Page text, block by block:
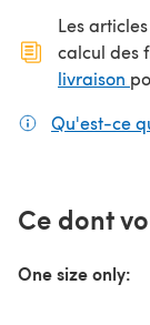
Les
calcul des
livraison
Qu'est-ce
Ce dont
One size only: